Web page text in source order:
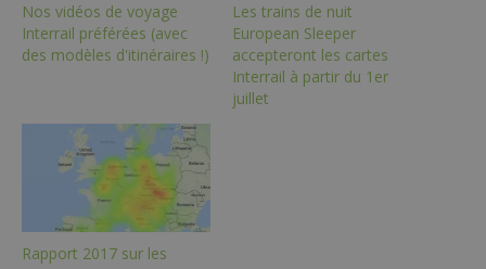
Nos vidéos de voyage
Interrail préférées (avec
des modèles d'itinéraires !)
Les trains de nuit
European Sleeper
accepteront les cartes
Interrail à partir du 1er
juillet
Rapport 2017 sur les